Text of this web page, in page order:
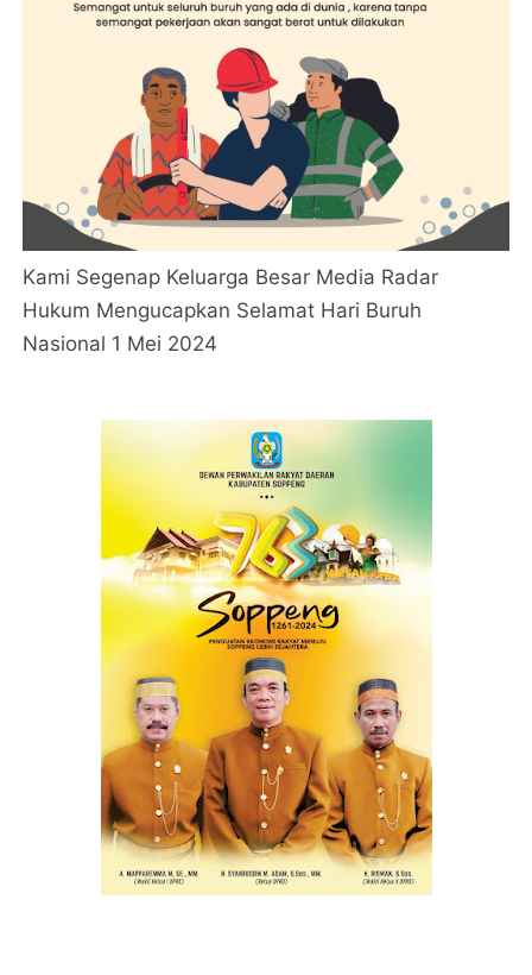
Kami Segenap Keluarga Besar Media Radar
Hukum Mengucapkan Selamat Hari Buruh
Nasional 1 Mei 2024